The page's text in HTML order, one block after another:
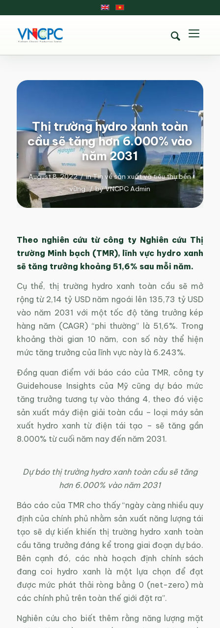
Thị trường hydro xanh toàn
cầu sẽ tăng hơn 6.000% vào
năm 2031
August 8, 2022 / inTin về sản xuất và tiêu thụ bền
vững / byVNCPC Admin
Theo nghiên cứu từ công ty Nghiên cứu Thị
trường Minh bạch (TMR), lĩnh vực hydro xanh
sẽ tăng trưởng khoảng 51,6% sau mỗi năm.
Cụ thể, thị trường hydro xanh toàn cầu sẽ mở
rộng từ 2,14 tỷ USD năm ngoái lên 135,73 tỷ USD
vào năm 2031 với một tốc độ tăng trưởng kép
hàng năm (CAGR) “phi thường” là 51,6%. Trong
khoảng thời gian 10 năm, con số này thể hiện
mức tăng trưởng của lĩnh vực này là 6.243%.
Đồng quan điểm với báo cáo của TMR, công ty
Guidehouse Insights của Mỹ cũng dự báo mức
tăng trưởng tương tự vào tháng 4, theo đó việc
sản xuất máy điện giải toàn cầu – loại máy sản
xuất hydro xanh từ điện tái tạo – sẽ tăng gần
8.000% từ cuối năm nay đến năm 2031.
Dự báo thị trường hydro xanh toàn cầu sẽ tăng
hơn 6.000% vào năm 2031
Báo cáo của TMR cho thấy “ngày càng nhiều quy
định của chính phủ nhằm sản xuất năng lượng tái
tạo ​​sẽ dự kiến khiến thị trường hydro xanh toàn
cầu tăng trưởng đáng kể trong giai đoạn dự báo.
Bên cạnh đó, các nhà hoạch định chính sách
đang coi hydro xanh là một lựa chọn để đạt
được mức phát thải ròng bằng 0 (net-zero) mà
các chính phủ trên toàn thế giới đặt ra”.
Nghiên cứu cho biết thêm rằng năng lượng mặt